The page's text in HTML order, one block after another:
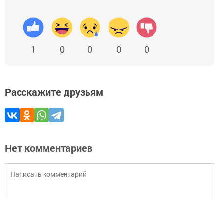
1 0 0 0 0
Расскажите друзьям
Нет комментариев